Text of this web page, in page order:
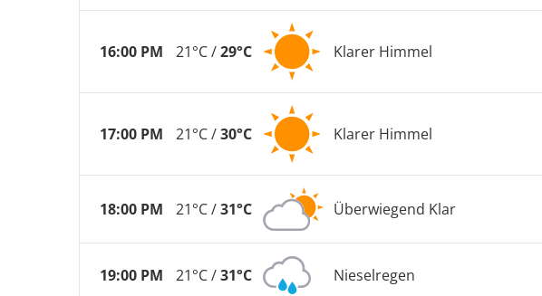
16:00 PM 21°C /29°C Klarer Himmel
17:00 PM 21°C /30°C Klarer Himmel
18:00 PM 21°C /31°C Überwiegend Klar
19:00 PM 21°C /31°C Nieselregen